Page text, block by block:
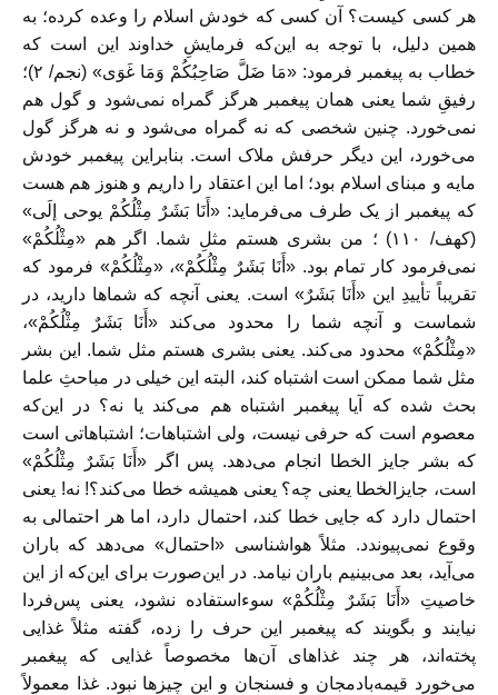
هر کسی کیست؟ آن کسی که خودش اسلام را وعده کرده؛ به
همین دلیل، با توجه به این‌که فرمایشِ خداوند این است که
خطاب به پیغمبر فرمود: «مَا ضَلَّ صَاحِبُكُمْ وَمَا غَوَى» (نجم/ ۲)؛
رفیقِ شما یعنی همان پیغمبر هرگز گمراه نمی‌شود و گول هم
نمی‌خورد. چنین شخصی که نه گمراه می‌شود و نه هرگز گول
می‌خورد، این دیگر حرفش ملاک است. بنابراین پیغمبر خودش
مایه‌ و مبنای اسلام بود؛ اما این اعتقاد را داریم و هنوز هم هست
که پیغمبر از یک طرف می‌فرماید: «أَنَا بَشَرٌ مِثْلُکُمْ یوحی إلَی»
(کهف/ ۱۱۰) ؛ من بشری هستم مثلِ شما. اگر هم «مِثْلُکُمْ»
نمی‌فرمود کار تمام بود. «أَنَا بَشَرٌ مِثْلُکُمْ»، «مِثْلُکُمْ» فرمود که
تقریباً تأییدِ این «أَنَا بَشَرٌ» است. یعنی آنچه که شماها دارید، در
شماست و آنچه شما را محدود می‌کند «أَنَا بَشَرٌ مِثْلُکُمْ»،
«مِثْلُکُمْ» محدود می‌کند. یعنی بشری هستم مثل شما. این بشر
مثل شما ممکن است اشتباه کند، البته این خیلی در مباحثِ علما
بحث شده که آیا پیغمبر اشتباه هم می‌کند یا نه؟ در این‌که
معصوم است که حرفی نیست، ولی اشتباهات؛ اشتباهاتی است
که بشر جایز الخطا انجام می‌دهد. پس اگر «أَنَا بَشَرٌ مِثْلُکُمْ»
است، جایزالخطا یعنی چه؟ یعنی همیشه خطا می‌کند؟! نه! یعنی
احتمال دارد که جایی خطا کند، احتمال دارد، اما هر احتمالی به
وقوع نمی‌پیوندد. مثلاً هواشناسی «احتمال» می‌‌دهد که باران
می‌آید، بعد می‌بینیم باران نیامد. در این‌صورت برای این‌که از این
خاصیتِ «أَنَا بَشَرٌ مِثْلُکُمْ» سوءاستفاده نشود، یعنی پس‌فردا
نیایند و بگویند که پیغمبر این حرف را زده، گفته مثلاً غذایی
پخته‌اند، هر چند غذاهای آن‌ها مخصوصاً غذایی که پیغمبر
می‌خورد قیمه‌بادمجان و فسنجان و این چیزها نبود. غذا معمولاً